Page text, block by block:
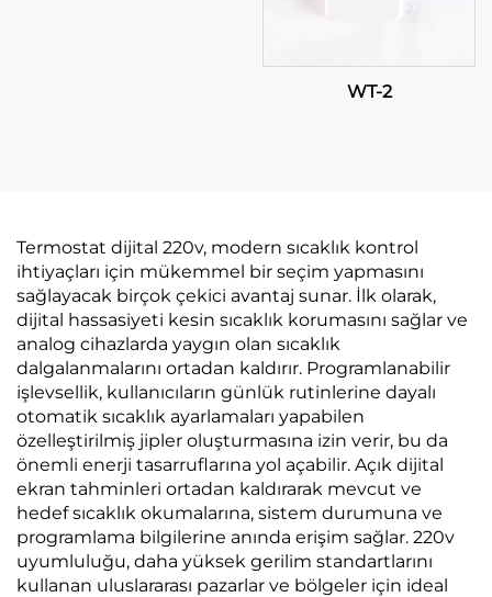
WT-2
Termostat dijital 220v, modern sıcaklık kontrol
ihtiyaçları için mükemmel bir seçim yapmasını
sağlayacak birçok çekici avantaj sunar. İlk olarak,
dijital hassasiyeti kesin sıcaklık korumasını sağlar ve
analog cihazlarda yaygın olan sıcaklık
dalgalanmalarını ortadan kaldırır. Programlanabilir
işlevsellik, kullanıcıların günlük rutinlerine dayalı
otomatik sıcaklık ayarlamaları yapabilen
özelleştirilmiş jipler oluşturmasına izin verir, bu da
önemli enerji tasarruflarına yol açabilir. Açık dijital
ekran tahminleri ortadan kaldırarak mevcut ve
hedef sıcaklık okumalarına, sistem durumuna ve
programlama bilgilerine anında erişim sağlar. 220v
uyumluluğu, daha yüksek gerilim standartlarını
kullanan uluslararası pazarlar ve bölgeler için ideal